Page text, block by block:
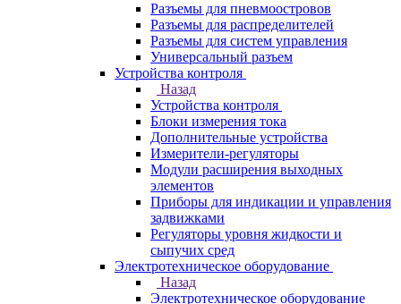
Разъемы для пневмоостровов
Разъемы для распределителей
Разъемы для систем управления
Универсальный разъем
Устройства контроля
Назад
Устройства контроля
Блоки измерения тока
Дополнительные устройства
Измерители-регуляторы
Модули расширения выходных
элементов
Приборы для индикации и управления
задвижками
Регуляторы уровня жидкости и
сыпучих сред
Электротехническое оборудование
Назад
Электротехническое оборудование